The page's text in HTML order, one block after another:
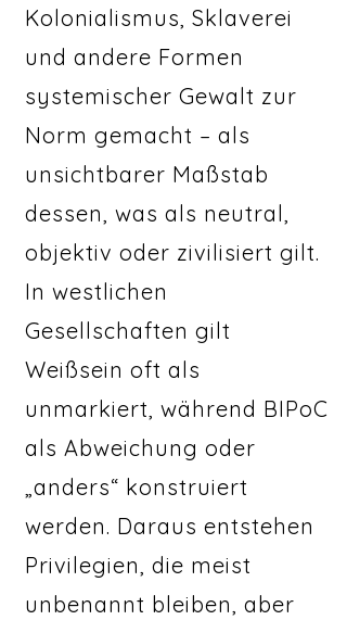
Kolonialismus, Sklaverei
und andere Formen
systemischer Gewalt zur
Norm gemacht – als
unsichtbarer Maßstab
dessen, was als neutral,
objektiv oder zivilisiert gilt.
In westlichen
Gesellschaften gilt
Weißsein oft als
unmarkiert, während BIPoC
als Abweichung oder
„anders“ konstruiert
werden. Daraus entstehen
Privilegien, die meist
unbenannt bleiben, aber